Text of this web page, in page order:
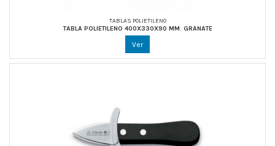
TABLAS POLIETILENO
TABLA POLIETILENO 400X330X90 MM. GRANATE
Ver